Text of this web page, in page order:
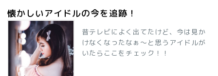
懐かしいアイドルの今を追跡！
昔テレビによく出てたけど、今は見か
けなくなったなぁ～と思うアイドルが
いたらここをチェック！！